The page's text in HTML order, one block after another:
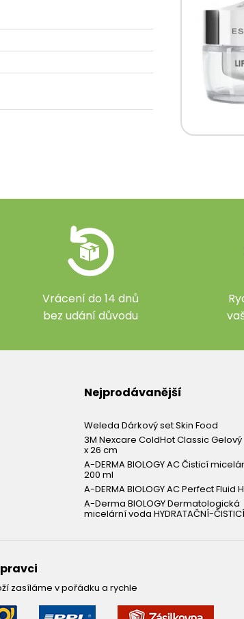
Vrácení do 14 dnů
bez udání důvodu
Nejprodávanější
Weleda Dárkový set Skin Food
3M Nexcare ColdHot Classic Gelový
x 26 cm
A-DERMA BIOLOGY AC Čisticí
200 ml
A-DERMA BIOLOGY AC Perfect Fluid
A-Derma BIOLOGY Dermatologická
micelární voda HYDRATAČNÍ-
zasíláme v pořádku a rychle